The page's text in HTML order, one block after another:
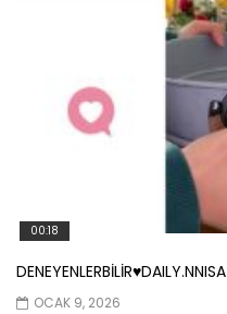
00:18
DENEYENLERBİLİR♥️DAILY.NNISA
OCAK 9, 2026